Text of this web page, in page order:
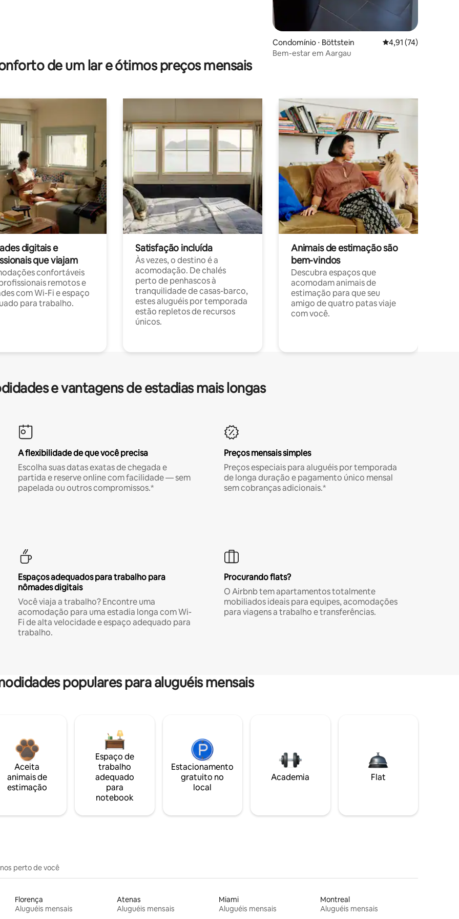
Condomínio ⋅ Böttstein 4,91 de uma
4,91 (74)
Bem-estar em Aargau
de um lar e ótimos preços mensais
digitais e
que viajam
confortáveis
remotos e
com Wi-Fi e espaço
para trabalho.
Satisfação incluída
Às vezes, o destino é a
acomodação. De chalés
perto de penhascos à
tranquilidade de casas-barco,
estes aluguéis por temporada
estão repletos de recursos
únicos.
Animais de estimação são
bem-vindos
Descubra espaços que
acomodam animais de
estimação para que seu
amigo de quatro patas viaje
com você.
e vantagens de estadias mais longas
A flexibilidade de que você precisa
Escolha suas datas exatas de chegada e
partida e reserve online com facilidade — sem
papelada ou outros compromissos.*
Preços mensais simples
Preços especiais para aluguéis por temporada
de longa duração e pagamento único mensal
sem cobranças adicionais.*
Espaços adequados para trabalho para
nômades digitais
Você viaja a trabalho? Encontre uma
acomodação para uma estadia longa com Wi-
Fi de alta velocidade e espaço adequado para
trabalho.
Procurando flats?
O Airbnb tem apartamentos totalmente
mobiliados ideais para equipes, acomodações
para viagens a trabalho e transferências.
populares para aluguéis mensais
Aceita
animais de
estimação
Espaço de
trabalho
adequado
para
notebook
Estacionamento
gratuito no
local
Academia Flat
perto de você
Florença
Aluguéis mensais
Atenas
Aluguéis mensais
Miami
Aluguéis mensais
Montreal
Aluguéis mensais